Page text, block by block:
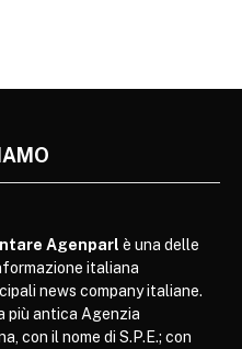
Agenparl è una delle
italiana
news company italiane.
più antica Agenzia
con il nome di S.P.E.; con